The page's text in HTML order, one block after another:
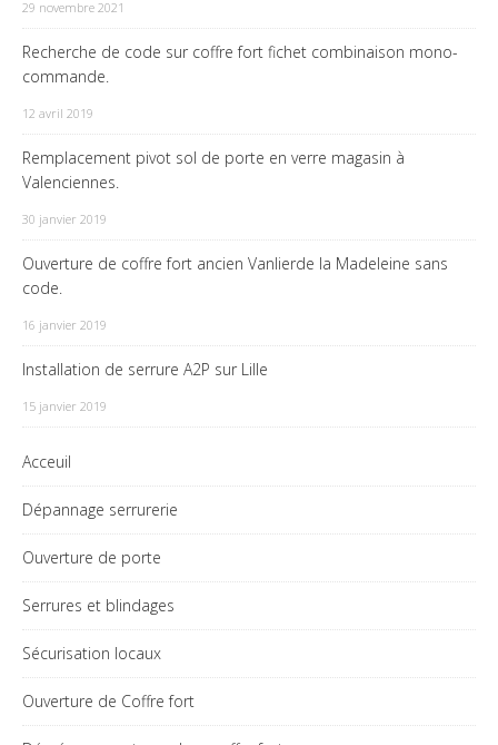
29 novembre 2021
Recherche de code sur coffre fort fichet combinaison mono-
commande.
12 avril 2019
Remplacement pivot sol de porte en verre magasin à
Valenciennes.
30 janvier 2019
Ouverture de coffre fort ancien Vanlierde la Madeleine sans
code.
16 janvier 2019
Installation de serrure A2P sur Lille
15 janvier 2019
Acceuil
Dépannage serrurerie
Ouverture de porte
Serrures et blindages
Sécurisation locaux
Ouverture de Coffre fort